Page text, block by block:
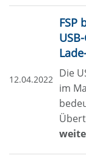
12.04.2022
FSP
Die
im